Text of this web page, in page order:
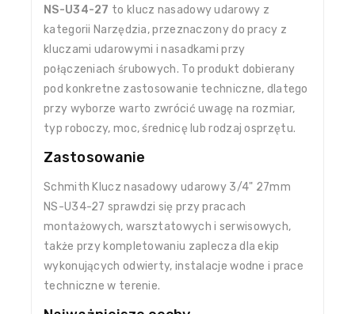
NS-U34-27 to klucz nasadowy udarowy z
kategorii Narzędzia, przeznaczony do pracy z
kluczami udarowymi i nasadkami przy
połączeniach śrubowych. To produkt dobierany
pod konkretne zastosowanie techniczne, dlatego
przy wyborze warto zwrócić uwagę na rozmiar,
typ roboczy, moc, średnicę lub rodzaj osprzętu.
Zastosowanie
Schmith Klucz nasadowy udarowy 3/4" 27mm
NS-U34-27 sprawdzi się przy pracach
montażowych, warsztatowych i serwisowych,
także przy kompletowaniu zaplecza dla ekip
wykonujących odwierty, instalacje wodne i prace
techniczne w terenie.